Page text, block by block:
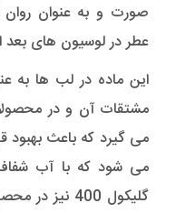
صورت و به عنوان روان
عطر در لوسیون های بعد
این ماده در لب ها به
مشتقات آن و در
می گیرد که باعث بهبود
می شود که با آب
گلیکول 400